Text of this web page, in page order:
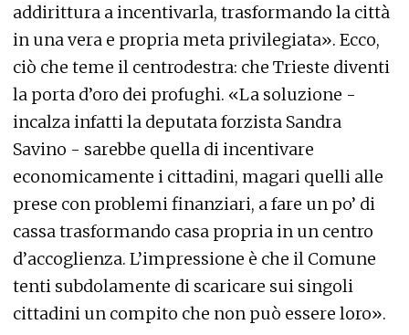
addirittura a incentivarla, trasformando la città
in una vera e propria meta privilegiata». Ecco,
ciò che teme il centrodestra: che Trieste diventi
la porta d’oro dei profughi. «La soluzione -
incalza infatti la deputata forzista Sandra
Savino - sarebbe quella di incentivare
economicamente i cittadini, magari quelli alle
prese con problemi finanziari, a fare un po’ di
cassa trasformando casa propria in un centro
d’accoglienza. L’impressione è che il Comune
tenti subdolamente di scaricare sui singoli
cittadini un compito che non può essere loro».